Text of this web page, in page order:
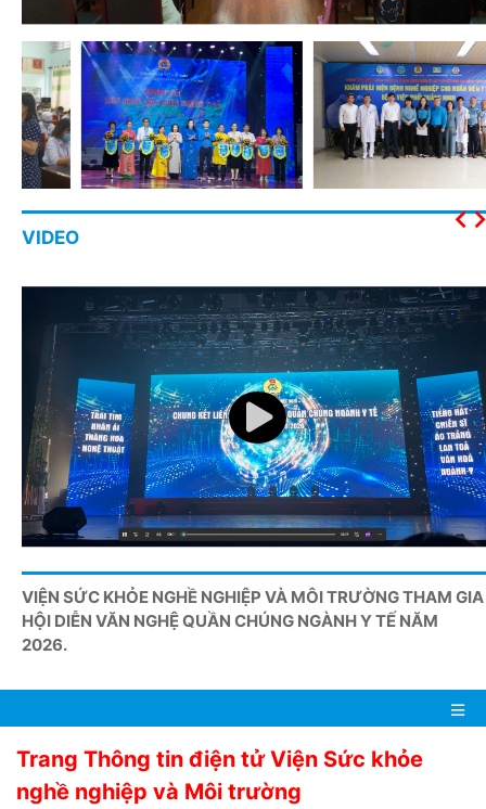
VIDEO
VIỆN SỨC KHỎE NGHỀ NGHIỆP VÀ MÔI TRƯỜNG THAM GIA
HỘI DIỄN VĂN NGHỆ QUẦN CHÚNG NGÀNH Y TẾ NĂM
2026.
Trang Thông tin điện tử Viện Sức khỏe
nghề nghiệp và Môi trường